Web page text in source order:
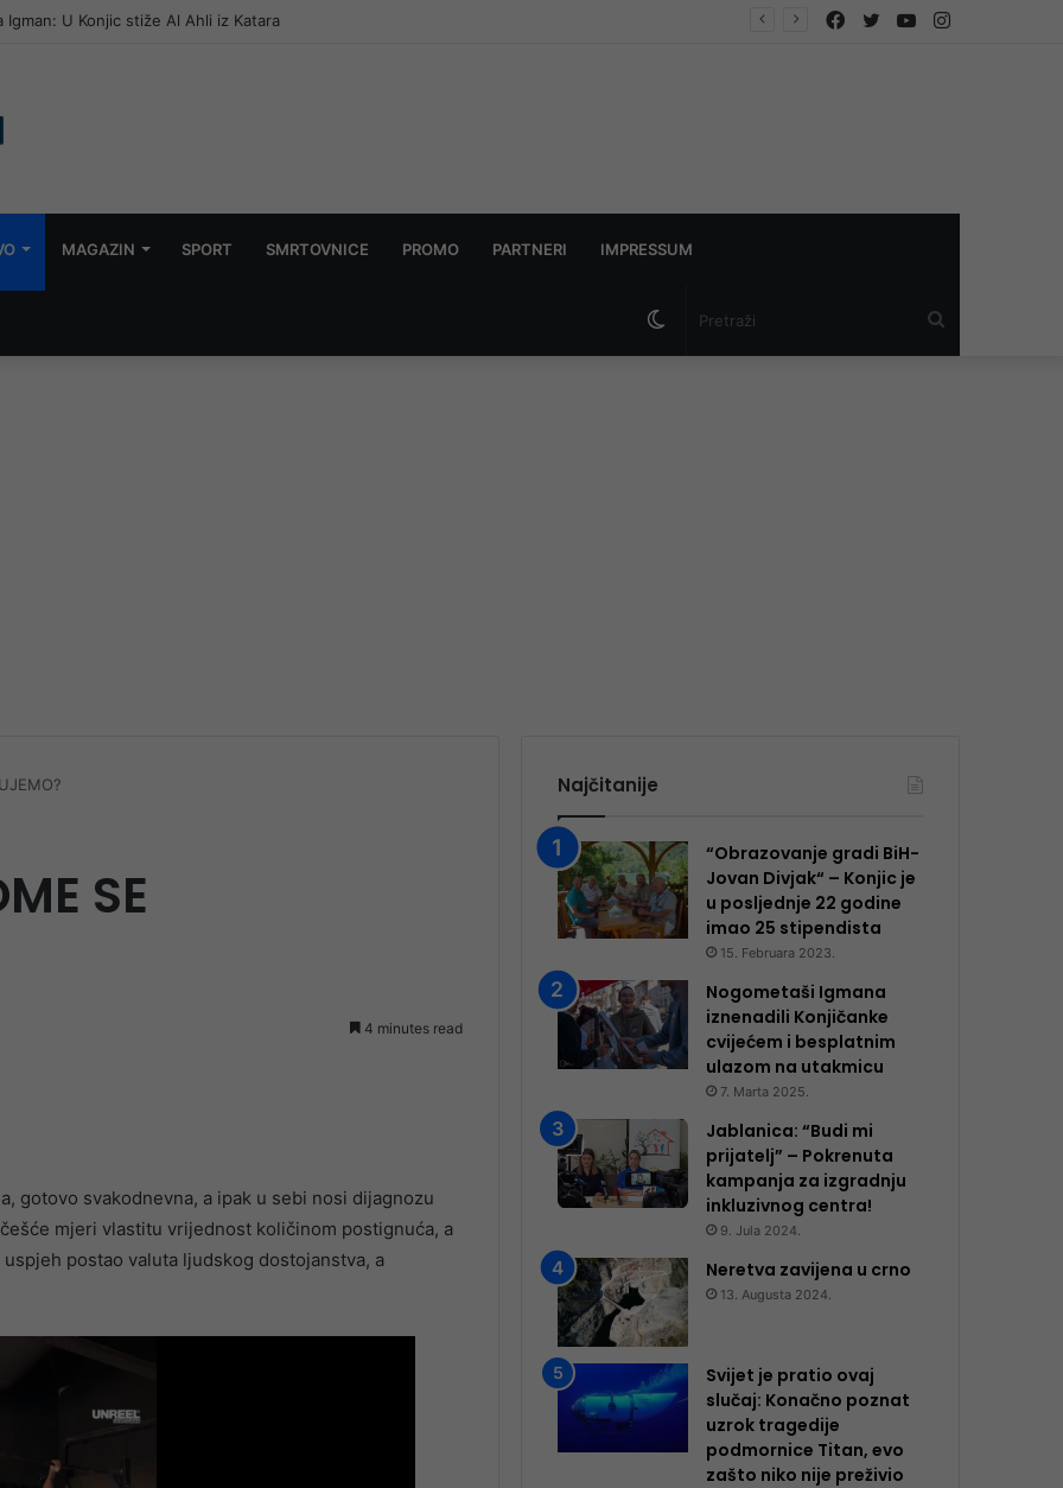
Igman: U Konjic stiže Al Ahli iz Katara Instagram
YouTube
Twitter
Facebook
MAGAZIN SPORT SMRTOVNICE PROMO PARTNERI IMPRESSUM
Switch
SE
4 minutes read
gotovo svakodnevna, a ipak u sebi nosi dijagnozu
mjeri vlastitu vrijednost količinom postignuća, a
postao valuta ljudskog dostojanstva, a
Najčitanije
“Obrazovanje gradi BiH-
Jovan Divjak“ – Konjic je
u posljednje 22 godine
imao 25 ​​stipendista
15. Februara 2023.
Nogometaši Igmana
iznenadili Konjičanke
cvijećem i besplatnim
ulazom na utakmicu
7. Marta 2025.
Jablanica: “Budi mi
prijatelj” – Pokrenuta
kampanja za izgradnju
inkluzivnog centra!
9. Jula 2024.
Neretva zavijena u crno
13. Augusta 2024.
Svijet je pratio ovaj
slučaj: Konačno poznat
uzrok tragedije
podmornice Titan, evo
zašto niko nije preživio